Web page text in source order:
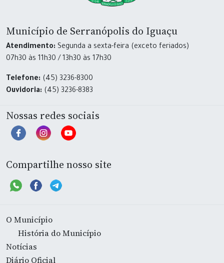
Município de Serranópolis do Iguaçu
Atendimento: Segunda a sexta-feira (exceto feriados)
07h30 às 11h30 / 13h30 às 17h30
Telefone: (45) 3236-8300
Ouvidoria: (45) 3236-8383
Nossas redes sociais
Compartilhe nosso site
O Município
História do Município
Notícias
Diário Oficial